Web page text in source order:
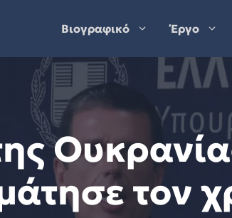
Βιογραφικό Έργο
τον